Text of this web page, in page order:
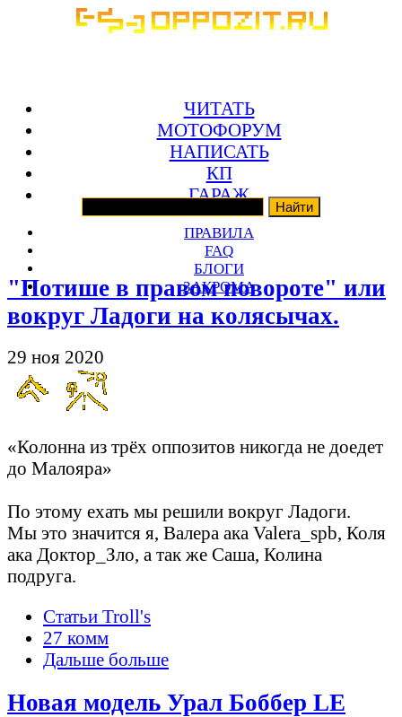
ЧИТАТЬ
МОТОФОРУМ
НАПИСАТЬ
КП
ГАРАЖ
ПРАВИЛА
FAQ
БЛОГИ
ЗАКРОМА
"Потише в правом повороте" или
вокруг Ладоги на колясычах.
29 ноя 2020
«Колонна из трёх оппозитов никогда не доедет
до Малояра»
По этому ехать мы решили вокруг Ладоги.
Мы это значится я, Валера ака Valera_spb, Коля
ака Доктор_Зло, а так же Саша, Колина
подруга.
Статьи Troll's
27 комм
Дальше больше
Новая модель Урал Боббер LE